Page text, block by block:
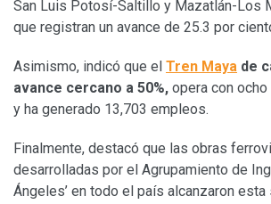
San Luis Potosí-Saltillo y Mazatlán-Los
que registran un avance de 25.3 por
Asimismo, indicó que el Tren Maya de
avance cercano a 50%, opera con
y ha generado 13,703 empleos.
Finalmente, destacó que las obras
desarrolladas por el Agrupamiento de
Ángeles’ en todo el país alcanzaron esta